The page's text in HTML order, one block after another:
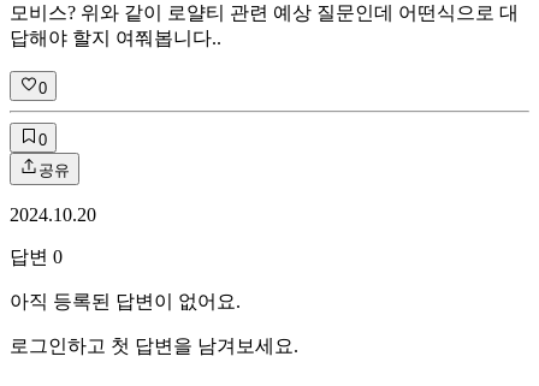
모비스? 위와 같이 로얄티 관련 예상 질문인데 어떤식으로 대
답해야 할지 여쭤봅니다..
0
0
공유
2024.10.20
답변 0
아직 등록된 답변이 없어요.
로그인하고 첫 답변을 남겨보세요.